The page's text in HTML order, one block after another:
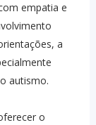
empatia e
a
autismo.
o